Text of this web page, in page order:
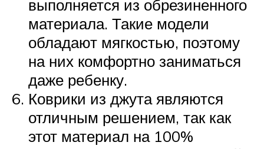
выполняется из обрезиненного
материала. Такие модели
обладают мягкостью, поэтому
на них комфортно заниматься
даже ребенку.
Коврики из джута являются
отличным решением, так как
этот материал на 100%